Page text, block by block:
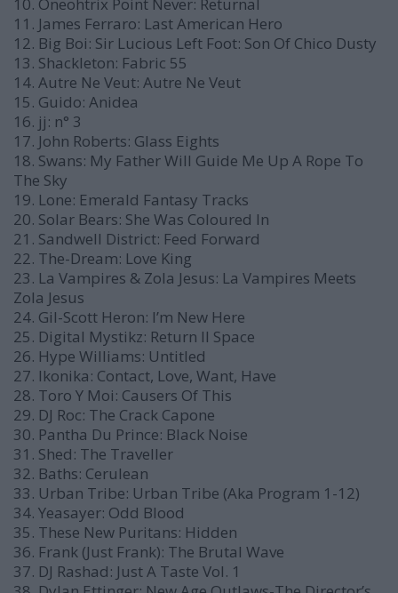
11. James Ferraro: Last American Hero
12. Big Boi: Sir Lucious Left Foot: Son Of Chico Dusty
13. Shackleton: Fabric 55
14. Autre Ne Veut: Autre Ne Veut
15. Guido: Anidea
16. jj: n° 3
17. John Roberts: Glass Eights
18. Swans: My Father Will Guide Me Up A Rope To
The Sky
19. Lone: Emerald Fantasy Tracks
20. Solar Bears: She Was Coloured In
21. Sandwell District: Feed Forward
22. The-Dream: Love King
23. La Vampires & Zola Jesus: La Vampires Meets
Zola Jesus
24. Gil-Scott Heron: I’m New Here
25. Digital Mystikz: Return II Space
26. Hype Williams: Untitled
27. Ikonika: Contact, Love, Want, Have
28. Toro Y Moi: Causers Of This
29. DJ Roc: The Crack Capone
30. Pantha Du Prince: Black Noise
31. Shed: The Traveller
32. Baths: Cerulean
33. Urban Tribe: Urban Tribe (Aka Program 1-12)
34. Yeasayer: Odd Blood
35. These New Puritans: Hidden
36. Frank (Just Frank): The Brutal Wave
37. DJ Rashad: Just A Taste Vol. 1